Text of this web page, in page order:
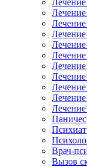
Лечение
Лечение
Лечение
Лечение
Лечение
Лечение
Врач-
Вызов